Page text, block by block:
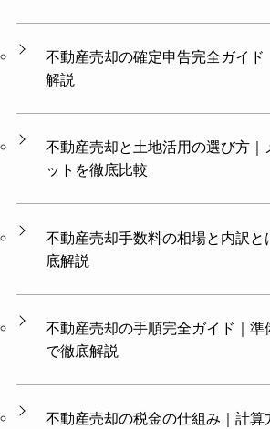
不動産売却の確定申告完全ガイド
解説
不動産売却と土地活用の選び方｜
ットを徹底比較
不動産売却手数料の相場と内訳と
底解説
不動産売却の手順完全ガイド｜準
で徹底解説
不動産売却の税金の仕組み｜計算